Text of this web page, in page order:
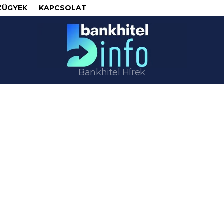
KAPCSOLAT
Bankhitel Hírek